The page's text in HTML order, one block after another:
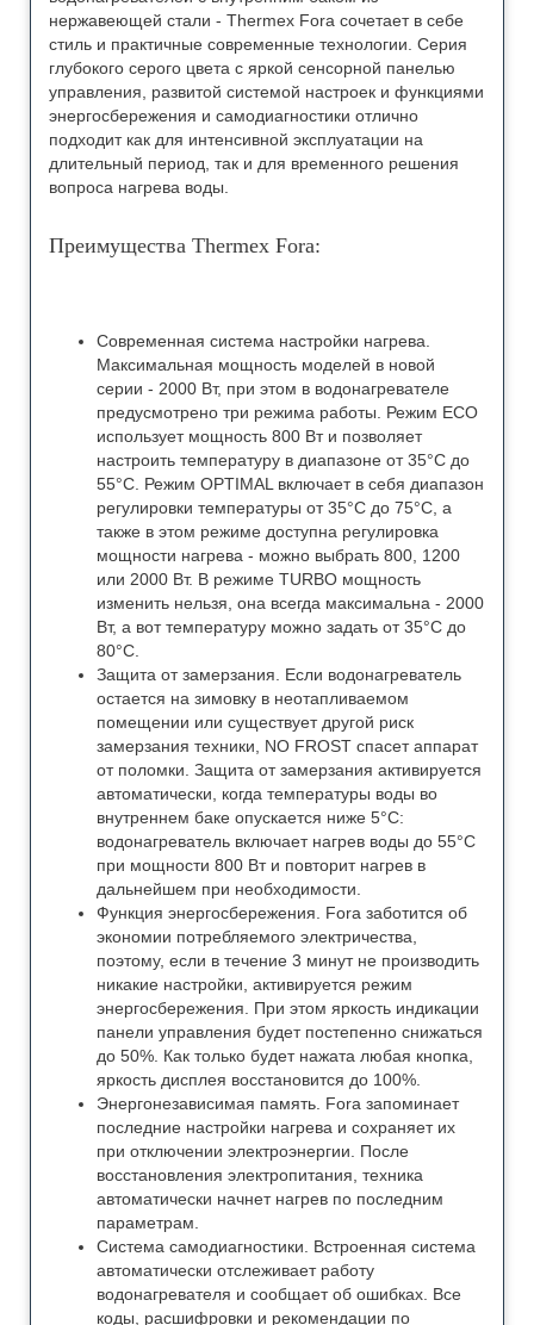
нержавеющей стали - Thermex Fora сочетает в себе
стиль и практичные современные технологии. Серия
глубокого серого цвета с яркой сенсорной панелью
управления, развитой системой настроек и функциями
энергосбережения и самодиагностики отлично
подходит как для интенсивной эксплуатации на
длительный период, так и для временного решения
вопроса нагрева воды.
Преимущества Thermex Forа:
Современная система настройки нагрева.
Максимальная мощность моделей в новой
серии - 2000 Вт, при этом в водонагревателе
предусмотрено три режима работы. Режим ECO
использует мощность 800 Вт и позволяет
настроить температуру в диапазоне от 35°С до
55°С. Режим OPTIMAL включает в себя диапазон
регулировки температуры от 35°С до 75°С, а
также в этом режиме доступна регулировка
мощности нагрева - можно выбрать 800, 1200
или 2000 Вт. В режиме TURBO мощность
изменить нельзя, она всегда максимальна - 2000
Вт, а вот температуру можно задать от 35°С до
80°С.
Защита от замерзания. Если водонагреватель
остается на зимовку в неотапливаемом
помещении или существует другой риск
замерзания техники, NO FROST спасет аппарат
от поломки. Защита от замерзания активируется
автоматически, когда температуры воды во
внутреннем баке опускается ниже 5°С:
водонагреватель включает нагрев воды до 55°С
при мощности 800 Вт и повторит нагрев в
дальнейшем при необходимости.
Функция энергосбережения. Forа заботится об
экономии потребляемого электричества,
поэтому, если в течение 3 минут не производить
никакие настройки, активируется режим
энергосбережения. При этом яркость индикации
панели управления будет постепенно снижаться
до 50%. Как только будет нажата любая кнопка,
яркость дисплея восстановится до 100%.
Энергонезависимая память. Forа запоминает
последние настройки нагрева и сохраняет их
при отключении электроэнергии. После
восстановления электропитания, техника
автоматически начнет нагрев по последним
параметрам.
Система самодиагностики. Встроенная система
автоматически отслеживает работу
водонагревателя и сообщает об ошибках. Все
коды, расшифровки и рекомендации по